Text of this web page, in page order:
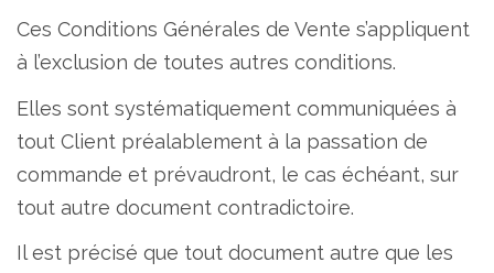
Ces Conditions Générales de Vente s’appliquent
à l’exclusion de toutes autres conditions.
Elles sont systématiquement communiquées à
tout Client préalablement à la passation de
commande et prévaudront, le cas échéant, sur
tout autre document contradictoire.
Il est précisé que tout document autre que les